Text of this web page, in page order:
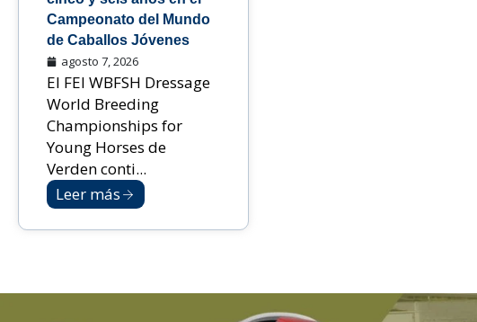
Campeonato del Mundo
de Caballos Jóvenes
agosto 7, 2026
El FEI WBFSH Dressage
World Breeding
Championships for
Young Horses de
Verden conti...
Leer más